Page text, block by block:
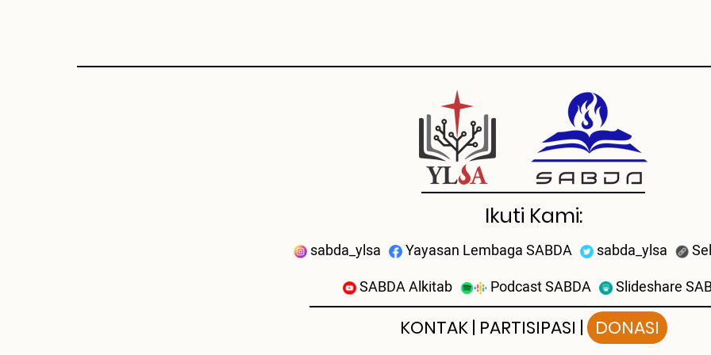
Ikuti Kami:
sabda_ylsa Yayasan Lembaga SABDA sabda_ylsa
SABDA Alkitab
Podcast SABDA Slideshare
KONTAK| PARTISIPASI | DONASI